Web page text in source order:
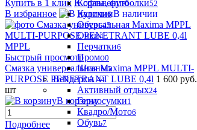
Кофты, футболки52
Куртки6
Обувь45
Очки4
Перчатки6
Промо0
Штаны5
Вейдерсы 44
Активный отдых24
Гермосумки1
Квадро/Мото6
Обувь7
Купить в 1 клик К сравнению
В избранное
В наличии
Быстрый просмотр
Смазка универсальная Maxima MPPL MULTI-
PURPOSE PENETRANT LUBE 0,4l 1 600 руб.
шт
В корзину
Подробнее